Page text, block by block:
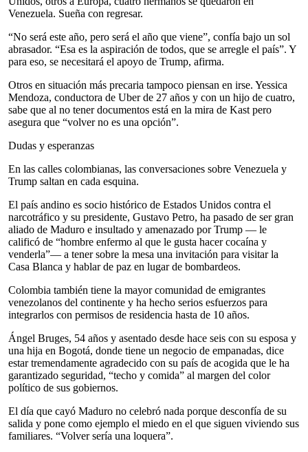
Venezuela. Sueña con regresar.
“No será este año, pero será el año que viene”, confía bajo un sol
abrasador. “Esa es la aspiración de todos, que se arregle el país”. Y
para eso, se necesitará el apoyo de Trump, afirma.
Otros en situación más precaria tampoco piensan en irse. Yessica
Mendoza, conductora de Uber de 27 años y con un hijo de cuatro,
sabe que al no tener documentos está en la mira de Kast pero
asegura que “volver no es una opción”.
Dudas y esperanzas
En las calles colombianas, las conversaciones sobre Venezuela y
Trump saltan en cada esquina.
El país andino es socio histórico de Estados Unidos contra el
narcotráfico y su presidente, Gustavo Petro, ha pasado de ser gran
aliado de Maduro e insultado y amenazado por Trump — le
calificó de “hombre enfermo al que le gusta hacer cocaína y
venderla”— a tener sobre la mesa una invitación para visitar la
Casa Blanca y hablar de paz en lugar de bombardeos.
Colombia también tiene la mayor comunidad de emigrantes
venezolanos del continente y ha hecho serios esfuerzos para
integrarlos con permisos de residencia hasta de 10 años.
Ángel Bruges, 54 años y asentado desde hace seis con su esposa y
una hija en Bogotá, donde tiene un negocio de empanadas, dice
estar tremendamente agradecido con su país de acogida que le ha
garantizado seguridad, “techo y comida” al margen del color
político de sus gobiernos.
El día que cayó Maduro no celebró nada porque desconfía de su
salida y pone como ejemplo el miedo en el que siguen viviendo sus
familiares. “Volver sería una loquera”.